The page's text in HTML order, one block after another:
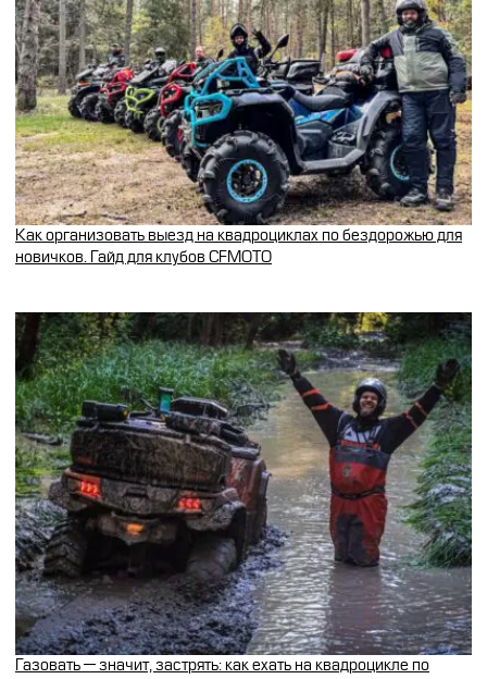
Как организовать выезд на квадроциклах по бездорожью для
новичков. Гайд для клубов CFMOTO
Газовать — значит, застрять: как ехать на квадроцикле по